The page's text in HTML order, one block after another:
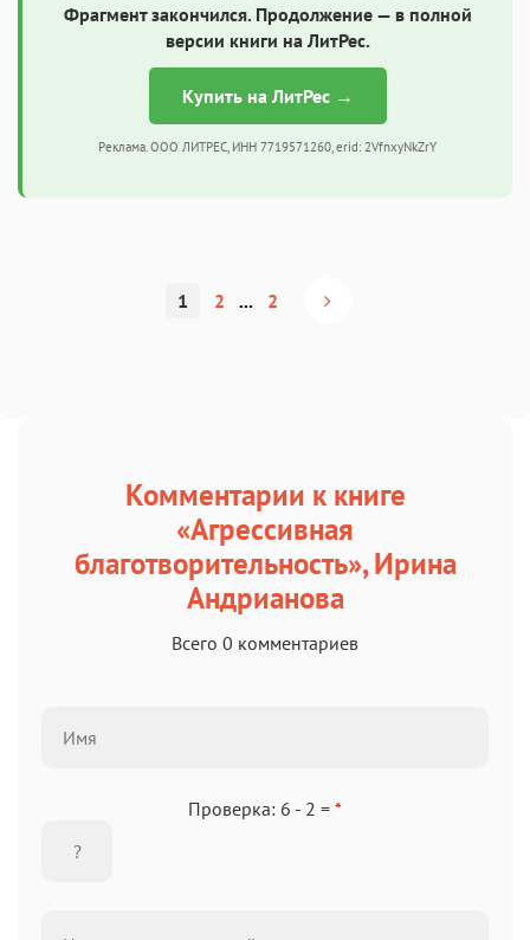
Фрагмент закончился. Продолжение — в полной
версии книги на ЛитРес.
Купить на ЛитРес →
Реклама. ООО ЛИТРЕС, ИНН 7719571260, erid: 2VfnxyNkZrY
1 2 ... 2
Комментарии к книге
«Агрессивная
благотворительность», Ирина
Андрианова
Всего 0 комментариев
Проверка: 6 - 2 = *